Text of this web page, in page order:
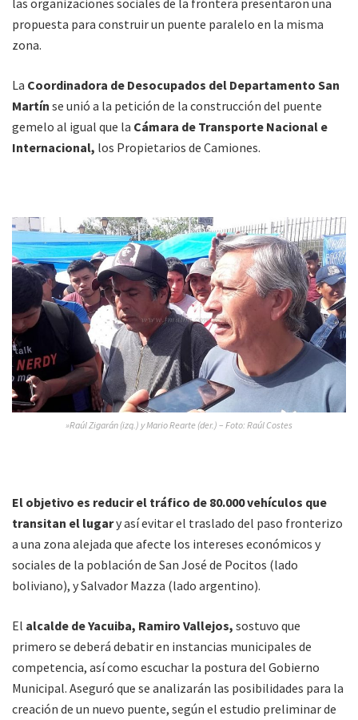
las organizaciones sociales de la frontera presentaron una
propuesta para construir un puente paralelo en la misma
zona.
La Coordinadora de Desocupados del Departamento San
Martín se unió a la petición de la construcción del puente
gemelo al igual que la Cámara de Transporte Nacional e
Internacional, los Propietarios de Camiones.
»Raúl Zigarán (izq.) y Mario Rearte (der.) – Foto: Raúl Costes
El objetivo es reducir el tráfico de 80.000 vehículos que
transitan el lugary así evitar el traslado del paso fronterizo
a una zona alejada que afecte los intereses económicos y
sociales de la población de San José de Pocitos (lado
boliviano), y Salvador Mazza (lado argentino).
El alcalde de Yacuiba, Ramiro Vallejos, sostuvo que
primero se deberá debatir en instancias municipales de
competencia, así como escuchar la postura del Gobierno
Municipal. Aseguró que se analizarán las posibilidades para la
creación de un nuevo puente, según el estudio preliminar de